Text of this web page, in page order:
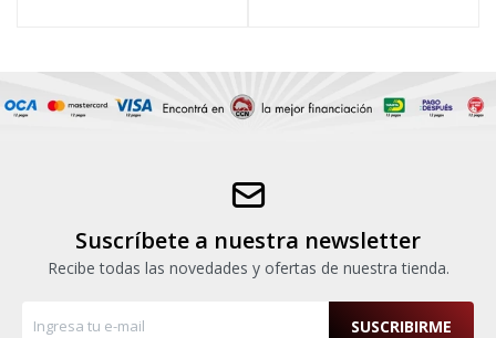
Suscríbete a nuestra newsletter
Recibe todas las novedades y ofertas de nuestra tienda.
SUSCRIBIRME